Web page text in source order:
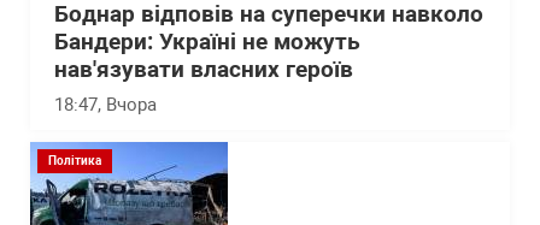
Боднар відповів на суперечки навколо
Бандери: Україні не можуть
нав'язувати власних героїв
18:47, Вчора
Політика